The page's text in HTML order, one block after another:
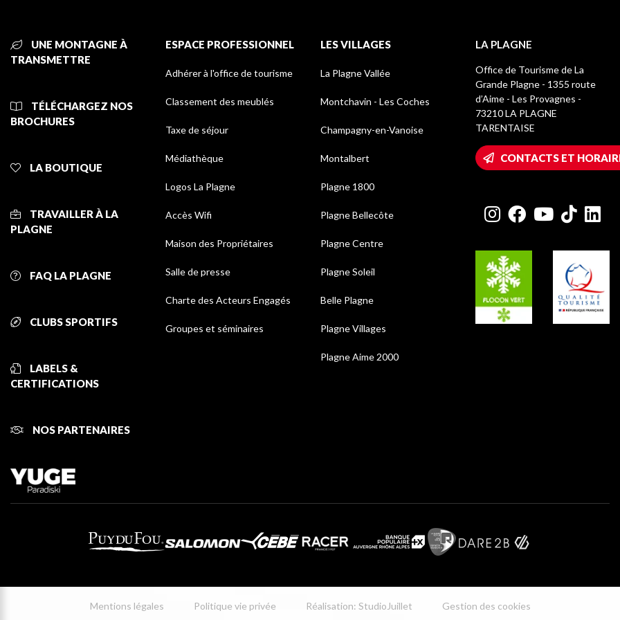
UNE MONTAGNE À
TRANSMETTRE
TÉLÉCHARGEZ NOS
BROCHURES
LA BOUTIQUE
TRAVAILLER À LA
PLAGNE
FAQ LA PLAGNE
CLUBS SPORTIFS
LABELS &
CERTIFICATIONS
NOS PARTENAIRES
ESPACE PROFESSIONNEL
Adhérer à l'office de tourisme
Classement des meublés
Taxe de séjour
Médiathèque
Logos La Plagne
Accès Wifi
Maison des Propriétaires
Salle de presse
Charte des Acteurs Engagés
Groupes et séminaires
LES VILLAGES
La Plagne Vallée
Montchavin - Les Coches
Champagny-en-Vanoise
Montalbert
Plagne 1800
Plagne Bellecôte
Plagne Centre
Plagne Soleil
Belle Plagne
Plagne Villages
Plagne Aime 2000
LA PLAGNE
Office de Tourisme de La
Grande Plagne - 1355 route
d’Aime - Les Provagnes -
73210 LA PLAGNE
TARENTAISE
CONTACTS ET
Mentions légales Politique vie privée Réalisation: StudioJuillet Gestion des cookies